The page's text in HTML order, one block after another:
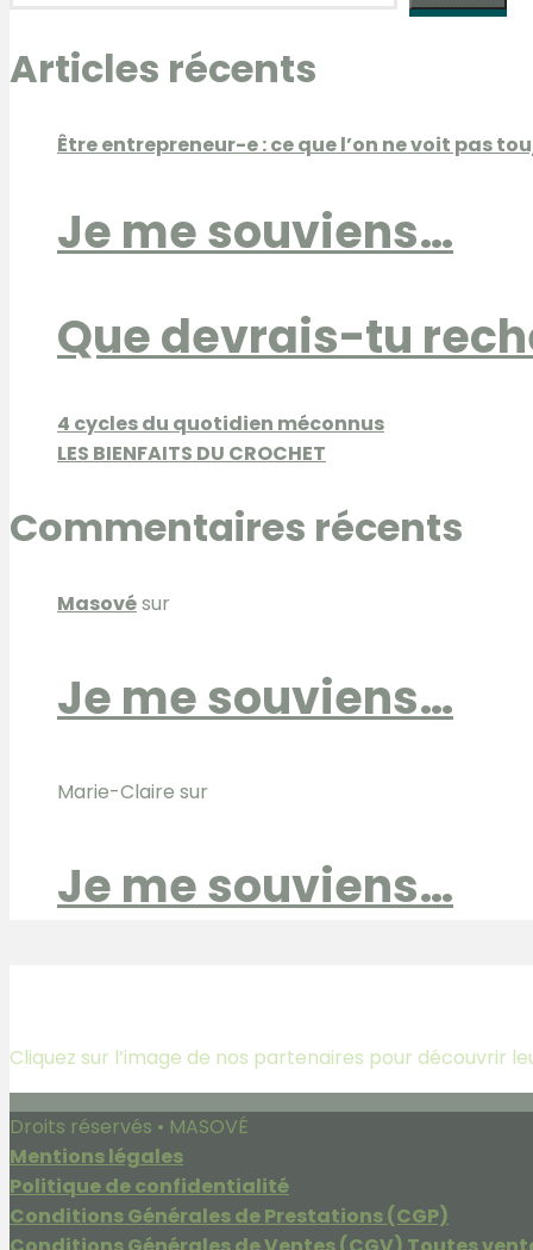
Articles récents
Être entrepreneur-e : ce que l’on ne voit pas
Je me souviens…
Que devrais-tu
4 cycles du quotidien méconnus
LES BIENFAITS DU CROCHET
Commentaires récents
Masovésur
Je me souviens…
Marie-Claire sur
Je me souviens…
Cliquez sur l’image de nos partenaires pour découvrir
Droits réservés • MASOVÉ
Mentions légales
Politique de confidentialité
Conditions Générales de Prestations (CGP)